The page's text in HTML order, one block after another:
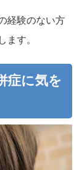
経験のない方
ます。
症に気を